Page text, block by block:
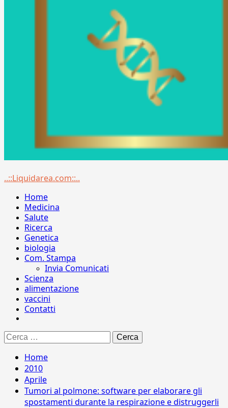
Menu
..::Liquidarea.com::..
Home
Medicina
Salute
Ricerca
Genetica
biologia
Com. Stampa
Invia Comunicati
Scienza
alimentazione
vaccini
Contatti
Ricerca
per:
Home
2010
Aprile
Tumori al polmone: software per elaborare gli
spostamenti durante la respirazione e distruggerli